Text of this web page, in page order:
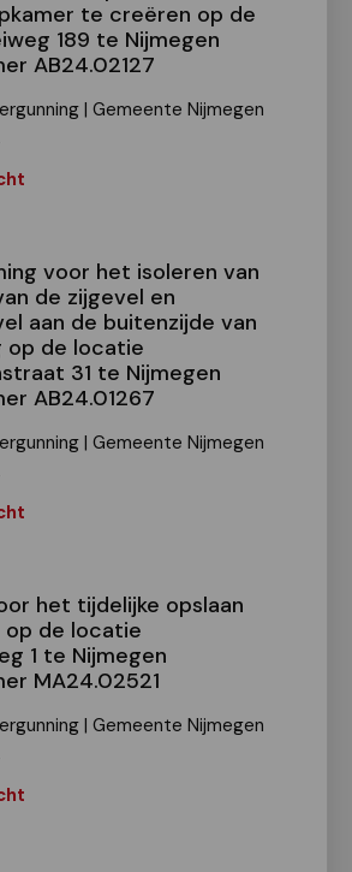
te creëren op de
189 te Nijmegen
AB24.02127
| Gemeente Nijmegen
voor het isoleren van
de zijgevel en
aan de buitenzijde van
op de locatie
31 te Nijmegen
AB24.01267
| Gemeente Nijmegen
het tijdelijke opslaan
op de locatie
1 te Nijmegen
MA24.02521
| Gemeente Nijmegen